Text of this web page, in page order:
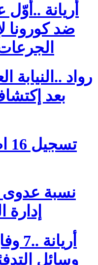
أريانة ..أوّل
ضد كورونا
رواد ..النيابة
بعد
وسائل